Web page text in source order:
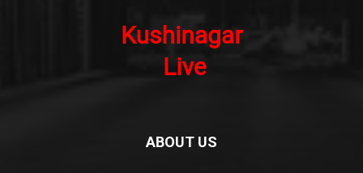
ABOUT US